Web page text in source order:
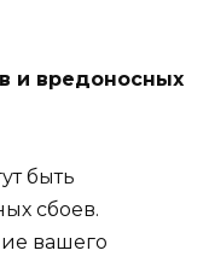
и вредоносных
быть
сбоев.
вашего